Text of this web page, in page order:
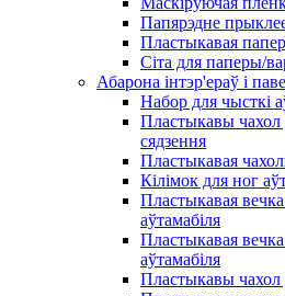
Папярэдне
Пластыкавая
Сіта для паперы/
Абарона інтэр'ераў і
Набор для чысткі
Пластыкавы чахол
сядзення
Пластыкавая
Кілімок для ног
Пластыкавая
аўтамабіля
Пластыкавая
аўтамабіля
Пластыкавы